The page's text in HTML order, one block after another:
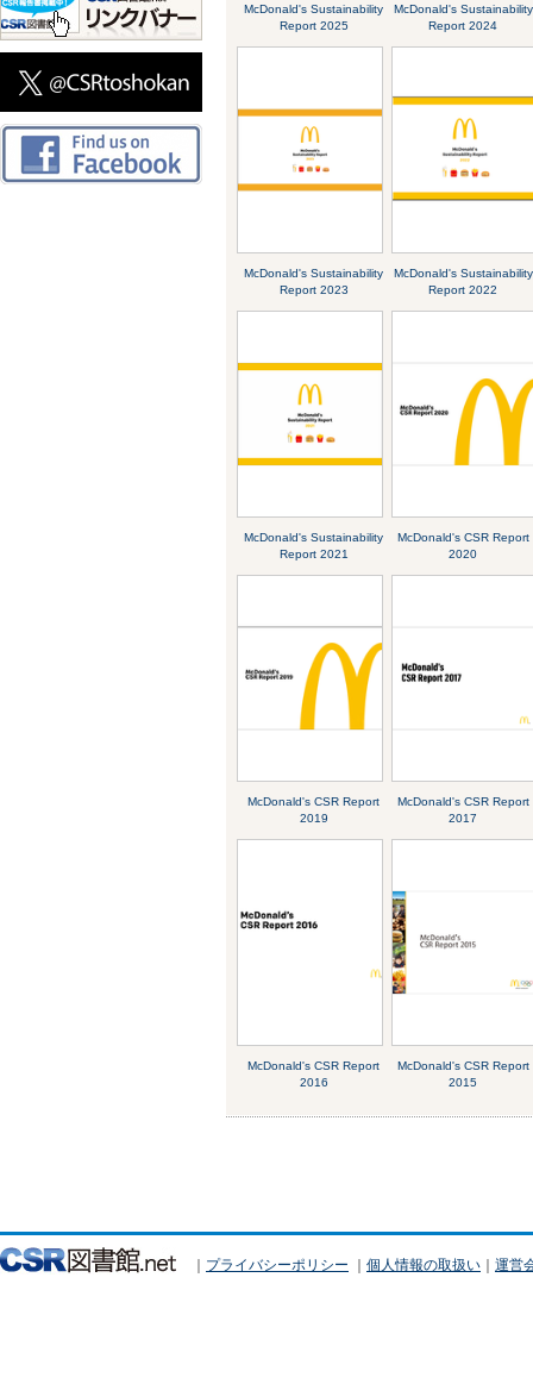
McDonald's Sustainability
Report 2025
McDonald's Sustainability
Report 2024
McDonald's Sustainability
Report 2023
McDonald's Sustainability
Report 2022
McDonald's Sustainability
Report 2021
McDonald's CSR Report
2020
McDonald's CSR Report
2019
McDonald's CSR Report
2017
McDonald's CSR Report
2016
McDonald's CSR Report
2015
｜ プライバシーポリシー ｜ 個人情報の取扱い ｜ 運営